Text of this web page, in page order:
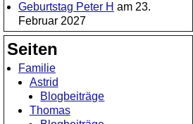
Geburtstag Peter H am 23.
Februar 2027
Seiten
Familie
Astrid
Blogbeiträge
Thomas